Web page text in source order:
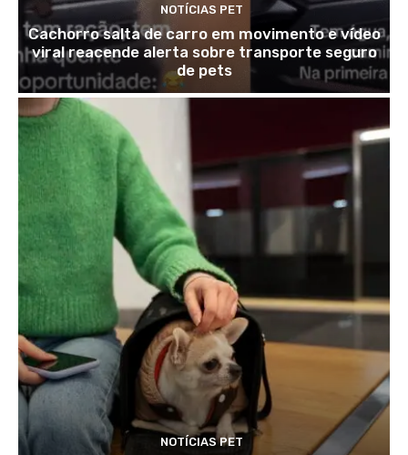
NOTÍCIAS PET
Cachorro salta de carro em movimento e vídeo
viral reacende alerta sobre transporte seguro
de pets
NOTÍCIAS PET